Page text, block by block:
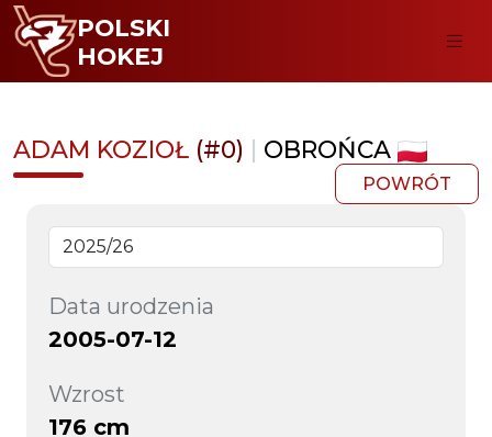
POLSKI
HOKEJ
ADAM KOZIOŁ (#0) | OBROŃCA
POWRÓT
Data urodzenia
2005-07-12
Wzrost
176 cm